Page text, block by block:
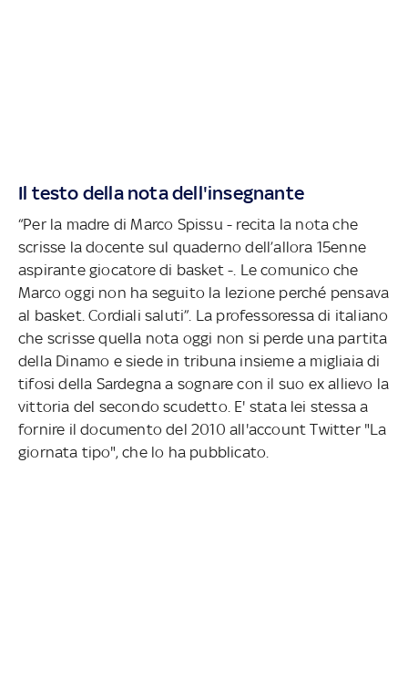
Il testo della nota dell'insegnante
“Per la madre di Marco Spissu - recita la nota che
scrisse la docente sul quaderno dell’allora 15enne
aspirante giocatore di basket -. Le comunico che
Marco oggi non ha seguito la lezione perché pensava
al basket. Cordiali saluti”. La professoressa di italiano
che scrisse quella nota oggi non si perde una partita
della Dinamo e siede in tribuna insieme a migliaia di
tifosi della Sardegna a sognare con il suo ex allievo la
vittoria del secondo scudetto. E' stata lei stessa a
fornire il documento del 2010 all'account Twitter "La
giornata tipo", che lo ha pubblicato.